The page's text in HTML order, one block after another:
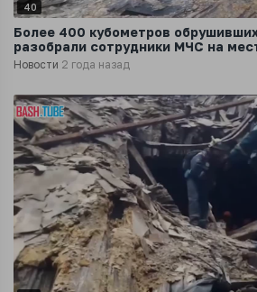
40
Более 400 кубометров
разобрали сотрудники МЧС на
«Крокус Сити Холл»
Новости 2 года назад